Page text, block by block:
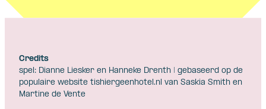
Credits
spel: Dianne Liesker en Hanneke Drenth | gebaseerd op de
populaire website tishiergeenhotel.nl van Saskia Smith en
Martine de Vente